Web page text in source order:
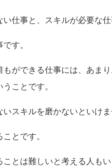
仕事と、スキルが必要な
す。
ができる仕事には、あま
ことです。
スキルを磨かないといけま
とです。
とは難しいと考える人もい